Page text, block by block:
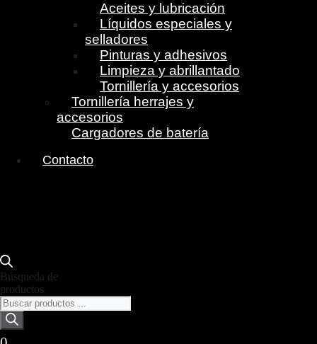
Aceites y lubricación
Líquidos especiales y
selladores
Pinturas y adhesivos
Limpieza y abrillantado
Tornillería y accesorios
Tornillería herrajes y
accesorios
Cargadores de batería
Contacto
Búsqueda de
productos